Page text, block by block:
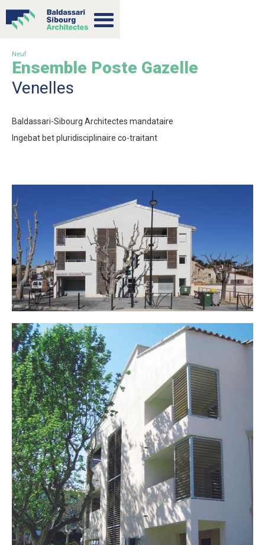
Neuf
Ensemble Poste Gazelle
Venelles
Baldassari-Sibourg Architectes mandataire
Ingebat bet pluridisciplinaire co-traitant